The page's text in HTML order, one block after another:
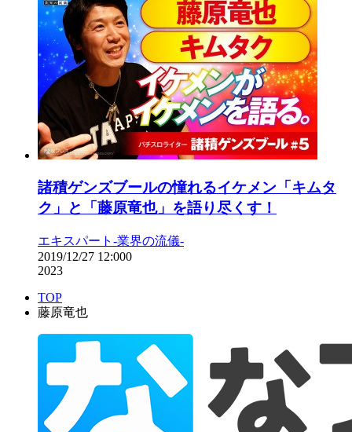
諸積ゲンズブールの憧れるイケメン「キムタ
ク」と「藤原竜也」を語り尽くす！
エキスパート-業界の流儀-
2019/12/27 12:000
2023
TOP
藤原竜也